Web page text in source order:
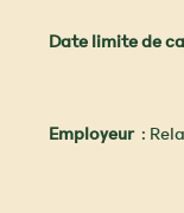
Date limite de
Employeur: